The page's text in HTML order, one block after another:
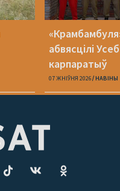
абвясцілі
карпаратыў
07 ЖНІЎНЯ 2026 НАВІНЫ